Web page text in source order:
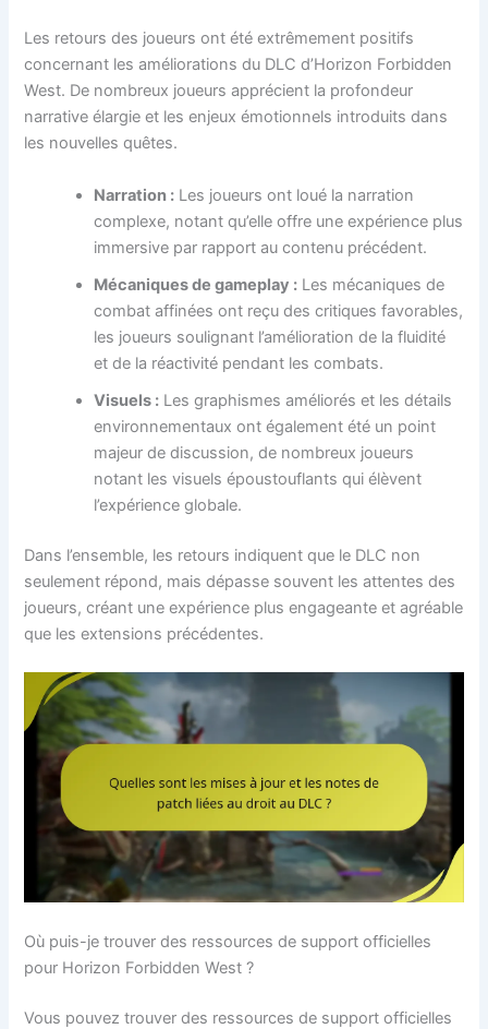
Les retours des joueurs ont été extrêmement positifs
concernant les améliorations du DLC d’Horizon Forbidden
West. De nombreux joueurs apprécient la profondeur
narrative élargie et les enjeux émotionnels introduits dans
les nouvelles quêtes.
Narration : Les joueurs ont loué la narration
complexe, notant qu’elle offre une expérience plus
immersive par rapport au contenu précédent.
Mécaniques de gameplay : Les mécaniques de
combat affinées ont reçu des critiques favorables,
les joueurs soulignant l’amélioration de la fluidité
et de la réactivité pendant les combats.
Visuels : Les graphismes améliorés et les détails
environnementaux ont également été un point
majeur de discussion, de nombreux joueurs
notant les visuels époustouflants qui élèvent
l’expérience globale.
Dans l’ensemble, les retours indiquent que le DLC non
seulement répond, mais dépasse souvent les attentes des
joueurs, créant une expérience plus engageante et agréable
que les extensions précédentes.
Où puis-je trouver des ressources de support officielles
pour Horizon Forbidden West ?
Vous pouvez trouver des ressources de support officielles